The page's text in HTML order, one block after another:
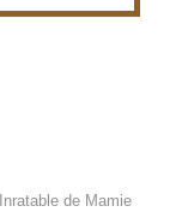
de Mamie